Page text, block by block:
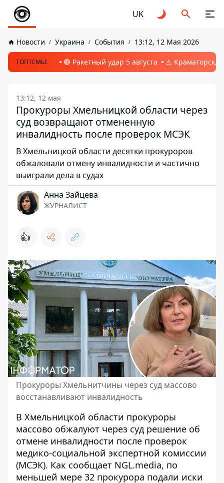
UK
Новости Украина События 13:12, 12 Мая 2026
ТОПТЕМЫ: 🔴 Ракетный удар 5 августа ⚠️ Краматорск,
13:12, 12 мая
Прокуроры Хмельницкой области через
суд возвращают отмененную
инвалидность после проверок МСЭК
В Хмельницкой области десятки прокуроров
обжаловали отмену инвалидности и частично
выиграли дела в судах
Анна Зайцева
ЖУРНАЛИСТ
👍
Прокуроры Хмельнитчины через суд массово
восстанавливают инвалидность
В Хмельницкой области прокуроры
массово обжалуют через суд решение об
отмене инвалидности после проверок
медико-социальной экспертной комиссии
(МСЭК). Как сообщает NGL.media, по
меньшей мере 32 прокурора подали иски